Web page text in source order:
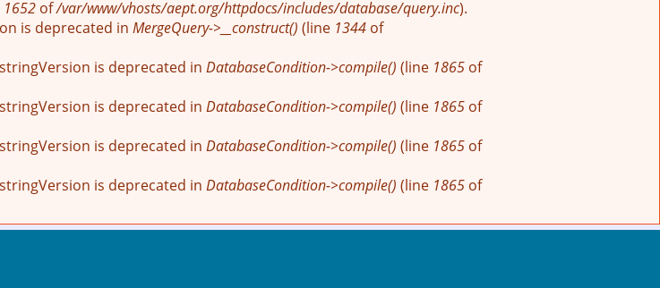
1652 of/var/www/vhosts/aept.org/httpdocs/includes/database/query.inc).
is deprecated in MergeQuery->__construct() (line 1344 of
is deprecated in DatabaseCondition->compile() (line 1865 of
is deprecated in DatabaseCondition->compile() (line 1865 of
is deprecated in DatabaseCondition->compile() (line 1865 of
is deprecated in DatabaseCondition->compile() (line 1865 of